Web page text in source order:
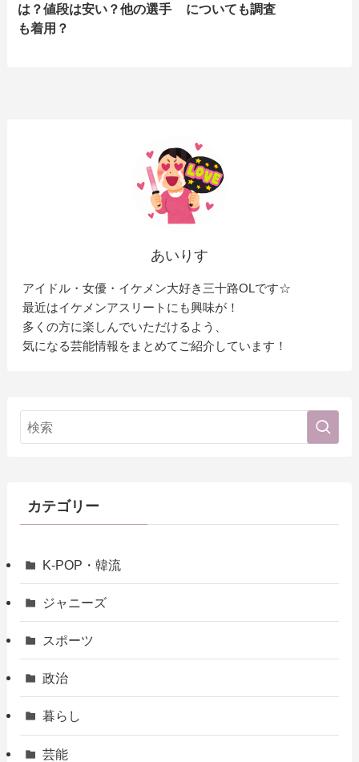
は？値段は安い？他の選手
も着用？
についても調査
あいりす
アイドル・女優・イケメン大好き三十路OLです☆
最近はイケメンアスリートにも興味が！
多くの方に楽しんでいただけるよう、
気になる芸能情報をまとめてご紹介しています！
カテゴリー
K-POP・韓流
ジャニーズ
スポーツ
政治
暮らし
芸能